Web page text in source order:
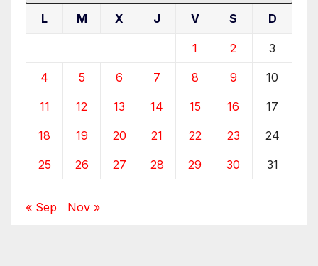
L M X J V S D
1 2 3
4 5 6 7 8 9 10
11 12 13 14 15 16 17
18 19 20 21 22 23 24
25 26 27 28 29 30 31
« Sep Nov »